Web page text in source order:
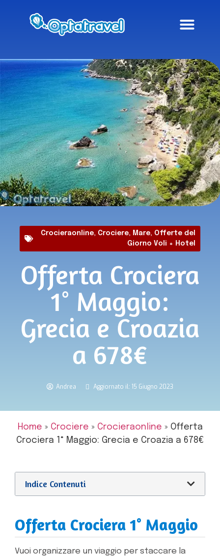
Crocieraonline, Crociere, Mare, Offerte del
Giorno Voli + Hotel
Offerta Crociera
1° Maggio:
Grecia e Croazia
a 678€
Andrea Aggiornato il: 15 Giugno 2023
Home » Crociere » Crocieraonline » Offerta
Crociera 1° Maggio: Grecia e Croazia a 678€
Indice Contenuti
Offerta Crociera 1° Maggio
Vuoi organizzare un viaggio per staccare la